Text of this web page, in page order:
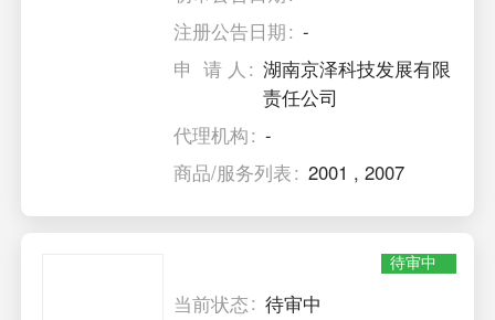
注册公告日期
-
申 请 人
湖南京泽科技发展有限
责任公司
代理机构
-
商品/服务列表
2001 ,2007
待审中
当前状态
待审中